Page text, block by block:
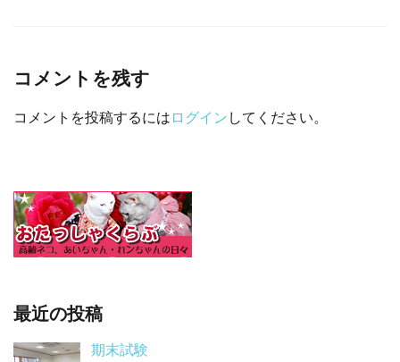
コメントを残す
コメントを投稿するには ログイン してください。
最近の投稿
期末試験